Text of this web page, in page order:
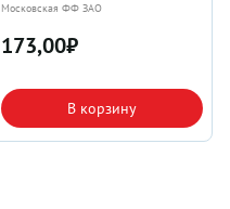
Московская ФФ ЗАО
173,00₽
В корзину